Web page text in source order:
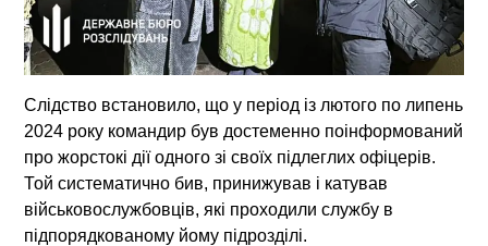
Слідство встановило, що у період із лютого по липень
2024 року командир був достеменно поінформований
про жорстокі дії одного зі своїх підлеглих офіцерів.
Той систематично бив, принижував і катував
військовослужбовців, які проходили службу в
підпорядкованому йому підрозділі.